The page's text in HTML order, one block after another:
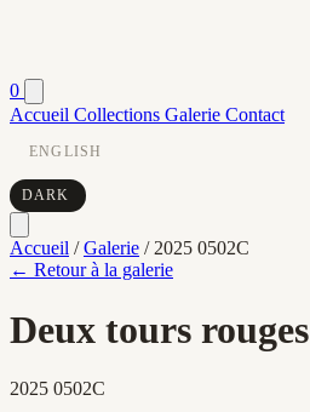
0
Accueil Collections Galerie Contact
ENGLISH
DARK
Accueil / Galerie / 2025 0502C
← Retour à la galerie
Deux tours rouges
2025 0502C